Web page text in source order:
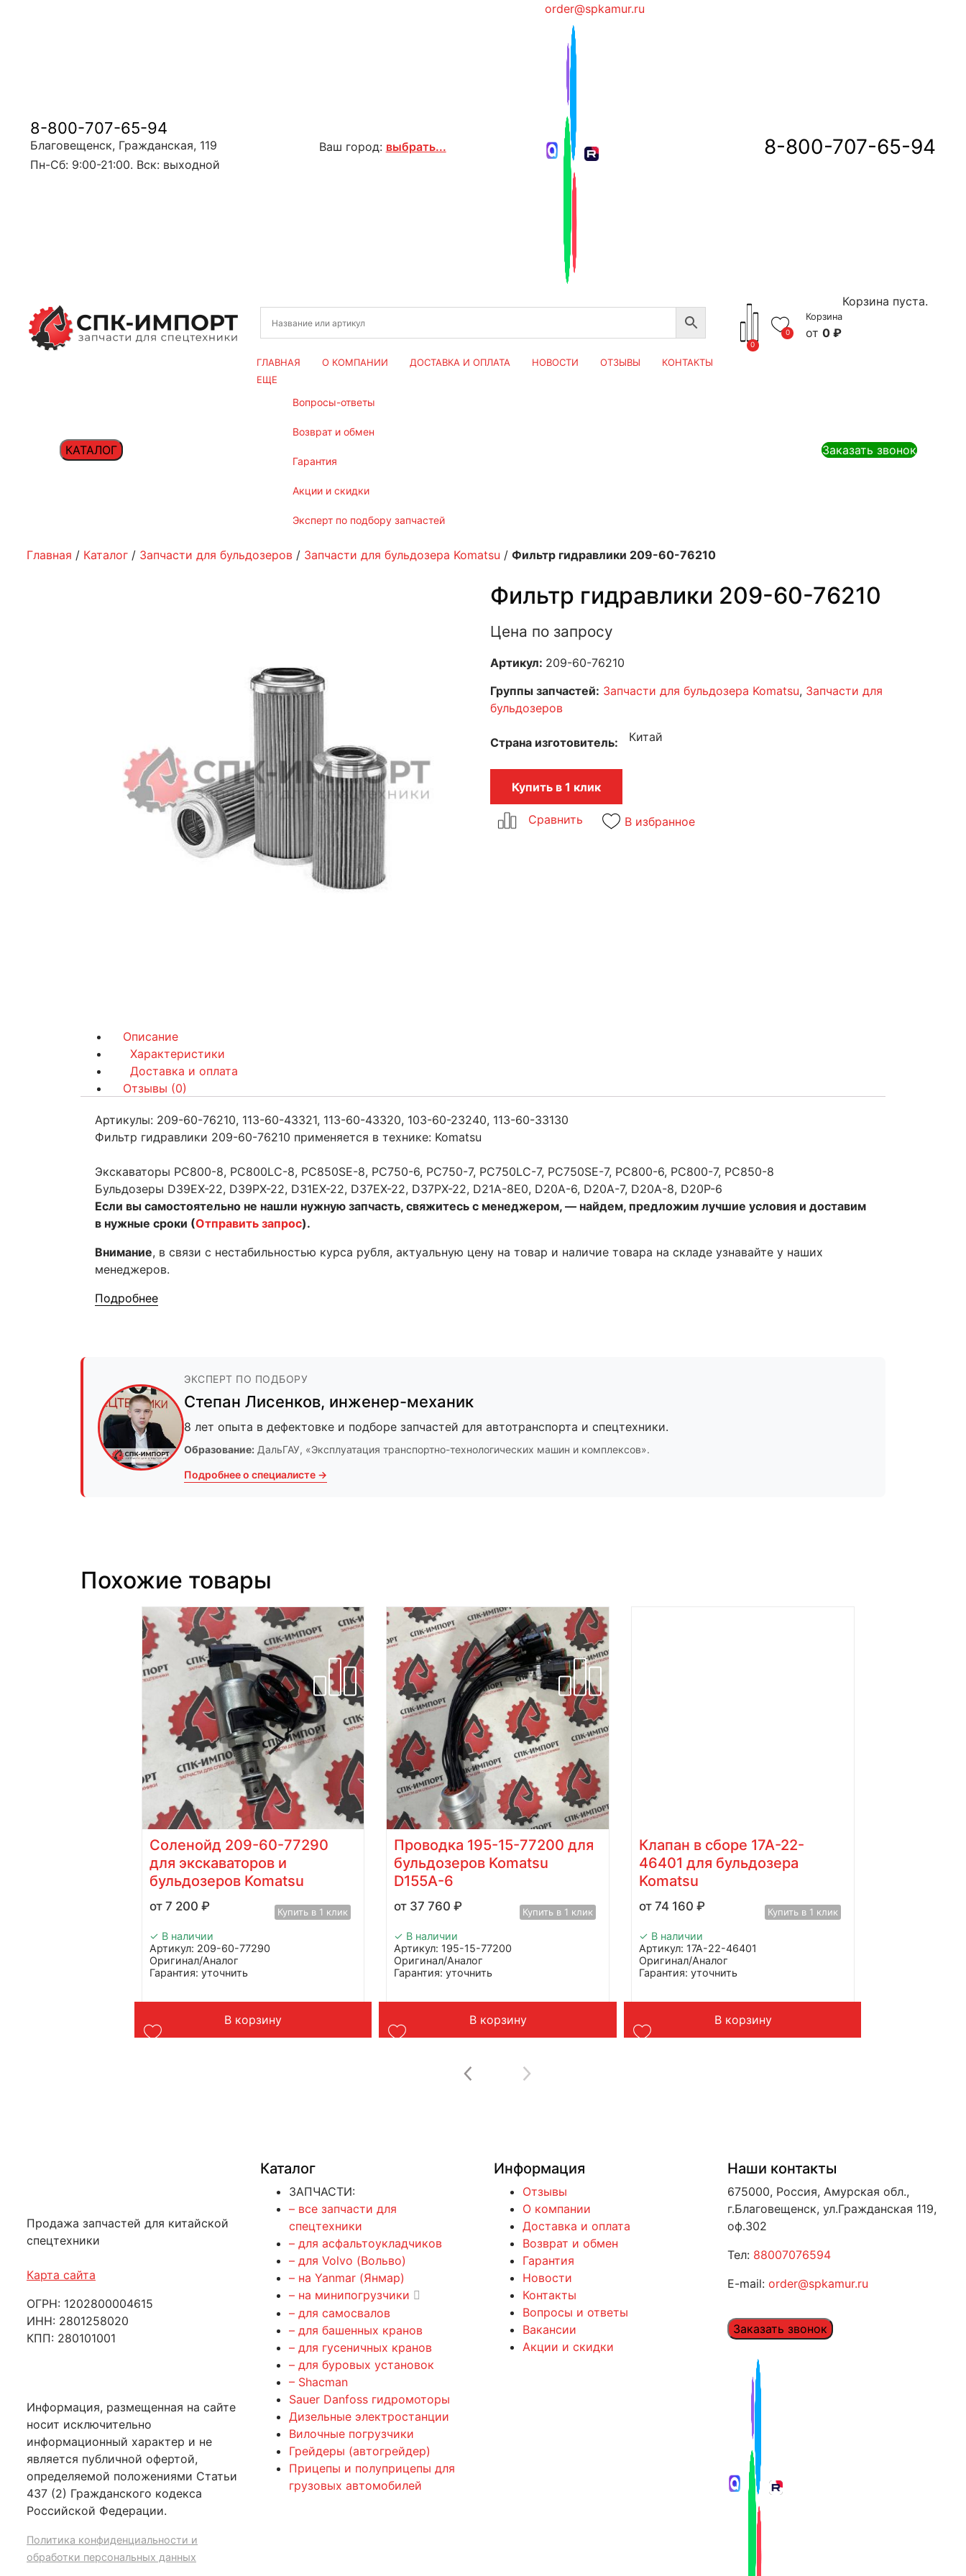
8-800-707-65-94
Благовещенск, Гражданская, 119
Пн-Сб: 9:00-21:00. Вск: выходной
Ваш город: выбрать...
order@spkamur.ru
8-800-707-65-94
0
0
Корзина
0 ₽
Корзина пуста.
КАТАЛОГ
ГЛАВНАЯ О КОМПАНИИ ДОСТАВКА И ОПЛАТА НОВОСТИ ОТЗЫВЫ
КОНТАКТЫ
ЕЩЕ
вопросы-ответы
возврат и обмен
гарантия
акции и скидки
эксперт по подбору запчастей
Заказать звонок
Главная / Каталог / Запчасти для бульдозеров / Запчасти для бульдозера Komatsu / Фильтр гидравлики 209-60-76210
Фильтр гидравлики 209-60-76210
Цена по запросу
Артикул: 209-60-76210
Группы запчастей: Запчасти для бульдозера Komatsu, Запчасти для
бульдозеров
Страна изготовитель Китай
Купить в 1 клик
В избранное
Описание
Характеристики
Доставка и оплата
Отзывы (0)
Артикулы: 209-60-76210, 113-60-43321, 113-60-43320, 103-60-23240, 113-60-33130
Фильтр гидравлики 209-60-76210 применяется в технике: Komatsu
Экскаваторы PC800-8, PC800LC-8, PC850SE-8, PC750-6, PC750-7, PC750LC-7, PC750SE-7, PC800-6, PC800-7, PC850-8
Бульдозеры D39EX-22, D39PX-22, D31EX-22, D37EX-22, D37PX-22, D21A-8E0, D20A-6, D20A-7, D20A-8, D20P-6
Если вы самостоятельно не нашли нужную запчасть, свяжитесь с менеджером, — найдем, предложим лучшие условия и доставим
в нужные сроки (Отправить запрос).
Внимание, в связи с нестабильностью курса рубля, актуальную цену на товар и наличие товара на складе узнавайте у наших
менеджеров.
Подробнее
ЭКСПЕРТ ПО ПОДБОРУ
Степан Лисенков, инженер-механик
8 лет опыта в дефектовке и подборе запчастей для автотранспорта и спецтехники.
Образование: ДальГАУ, «Эксплуатация транспортно-технологических машин и комплексов».
Подробнее о специалисте →
Похожие товары
Соленойд 209-60-77290
для экскаваторов и
бульдозеров Komatsu
7 200 ₽ Купить в 1 клик
✓ В наличии
Артикул: 209-60-77290
Оригинал/Аналог
Гарантия: уточнить
Komatsu
Вес: до 1 кг
В корзину
Проводка 195-15-77200 для
бульдозеров Komatsu
D155A-6
37 760₽ Купить в 1 клик
✓ В наличии
Артикул: 195-15-77200
Оригинал/Аналог
Гарантия: уточнить
Komatsu
Вес: до 1 кг
В корзину
Клапан в сборе 17А-22-
46401 для бульдозера
Komatsu
74 160₽ Купить в 1 клик
✓ В наличии
Артикул: 17А-22-46401
Оригинал/Аналог
Гарантия: уточнить
Вес: 3 кг
В корзину
Продажа запчастей для китайской
спецтехники
Карта сайта
ОГРН: 1202800004615
ИНН: 2801258020
КПП: 280101001
Информация, размещенная на сайте
носит исключительно
информационный характер и не
является публичной офертой,
определяемой положениями Статьи
437 (2) Гражданского кодекса
Российской Федерации.
Политика конфиденциальности и
обработки персональных данных
Каталог
ЗАПЧАСТИ:
– все запчасти для
спецтехники
– для асфальтоукладчиков
– для Volvo (Вольво)
– на Yanmar (Янмар)
– на минипогрузчики
– для самосвалов
– для башенных кранов
– для гусеничных кранов
– для буровых установок
– Shacman
Sauer Danfoss гидромоторы
Дизельные электростанции
Вилочные погрузчики
Грейдеры (автогрейдер)
Прицепы и полуприцепы для
грузовых автомобилей
Информация
Отзывы
О компании
Доставка и оплата
Возврат и обмен
Гарантия
Новости
Контакты
Вопросы и ответы
Вакансии
Акции и скидки
Наши контакты
675000, Россия, Амурская обл.,
г.Благовещенск, ул.Гражданская 119,
оф.302
Тел: 88007076594
E-mail: order@spkamur.ru
Заказать звонок